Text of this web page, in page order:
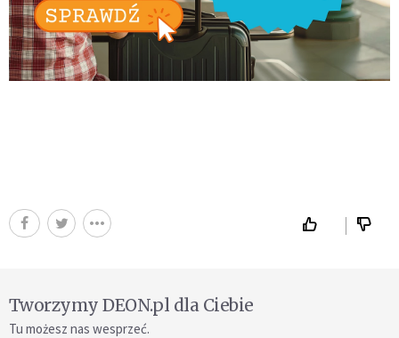
Tworzymy DEON.pl dla Ciebie
Tu możesz nas wesprzeć.